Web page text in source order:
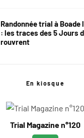
Randonnée trial à Boade
: les traces des 5 Jours
rouvrent
En kiosque
Trial Magazine n°120